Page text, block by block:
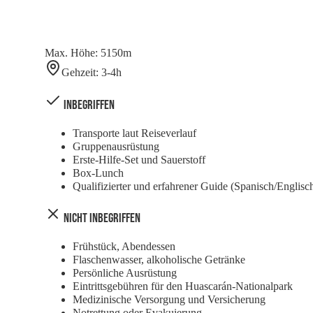
Max. Höhe: 5150m
Gehzeit: 3-4h
Inbegriffen
Transporte laut Reiseverlauf
Gruppenausrüstung
Erste-Hilfe-Set und Sauerstoff
Box-Lunch
Qualifizierter und erfahrener Guide (Spanisch/
Nicht inbegriffen
Frühstück, Abendessen
Flaschenwasser, alkoholische Getränke
Persönliche Ausrüstung
Eintrittsgebühren für den Huascarán-Nationalpark
Medizinische Versorgung und Versicherung